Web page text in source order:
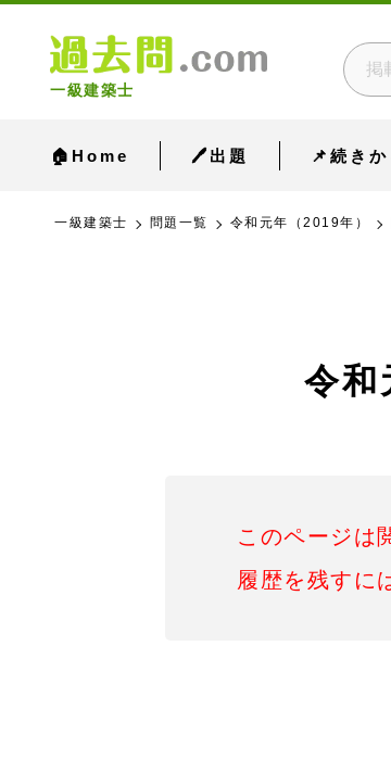
一級建築士
🏠Home 🖊出題 📌続き
一級建築士 問題一覧 令和元年（2019年）
令和
このページは
履歴を残すに